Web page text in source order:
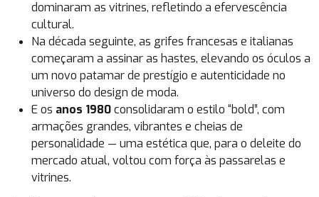
dominaram as vitrines, refletindo a efervescência
cultural.
Na década seguinte, as grifes francesas e italianas
começaram a assinar as hastes, elevando os óculos a
um novo patamar de prestígio e autenticidade no
universo do design de moda.
E os anos 1980consolidaram o estilo “bold”, com
armações grandes, vibrantes e cheias de
personalidade — uma estética que, para o deleite do
mercado atual, voltou com força às passarelas e
vitrines.